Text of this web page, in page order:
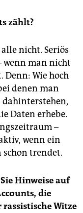
zählt?
nicht. Seriös
wenn man nicht
Denn: Wie hoch
denen man
dahinterstehen,
Daten erhebe.
–
wenn ein
schon trendet.
Hinweise auf
die
Witze